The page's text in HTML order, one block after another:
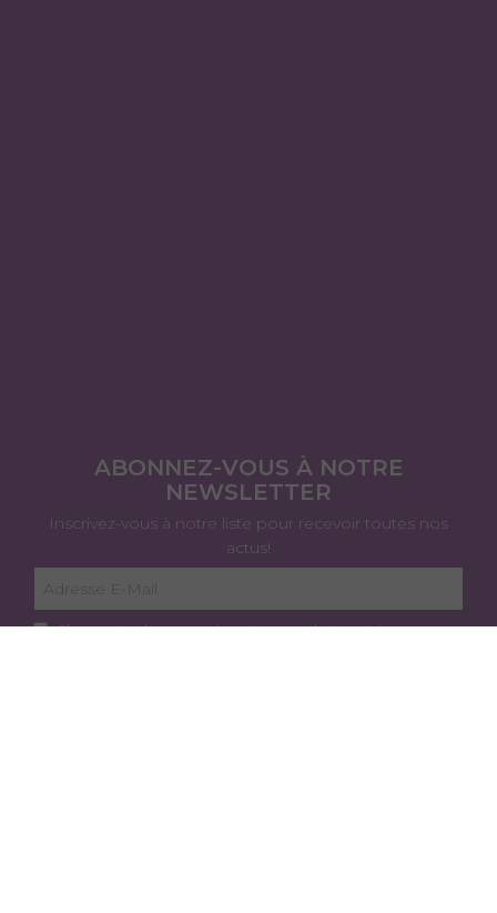
ABONNEZ-VOUS À NOTRE
NEWSLETTER
Inscrivez-vous à notre liste pour recevoir toutes nos
actus!
J’accepte de recevoir cette newsletter et je peux